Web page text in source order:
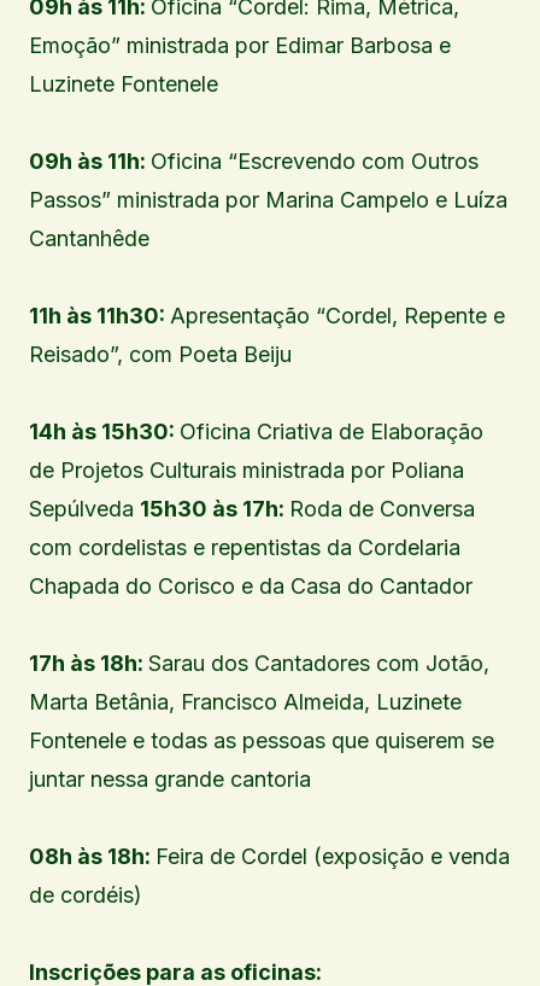
09h às 11h: Oficina “Cordel: Rima, Métrica,
Emoção” ministrada por Edimar Barbosa e
Luzinete Fontenele
09h às 11h: Oficina “Escrevendo com Outros
Passos” ministrada por Marina Campelo e Luíza
Cantanhêde
11h às 11h30: Apresentação “Cordel, Repente e
Reisado”, com Poeta Beiju
14h às 15h30: Oficina Criativa de Elaboração
de Projetos Culturais ministrada por Poliana
Sepúlveda 15h30 às 17h: Roda de Conversa
com cordelistas e repentistas da Cordelaria
Chapada do Corisco e da Casa do Cantador
17h às 18h: Sarau dos Cantadores com Jotão,
Marta Betânia, Francisco Almeida, Luzinete
Fontenele e todas as pessoas que quiserem se
juntar nessa grande cantoria
08h às 18h: Feira de Cordel (exposição e venda
de cordéis)
Inscrições para as oficinas: